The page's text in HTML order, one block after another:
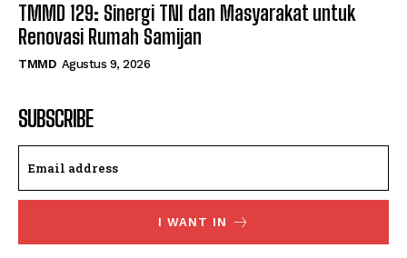
TMMD 129: Sinergi TNI dan Masyarakat untuk
Renovasi Rumah Samijan
TMMD Agustus 9, 2026
SUBSCRIBE
I WANT IN